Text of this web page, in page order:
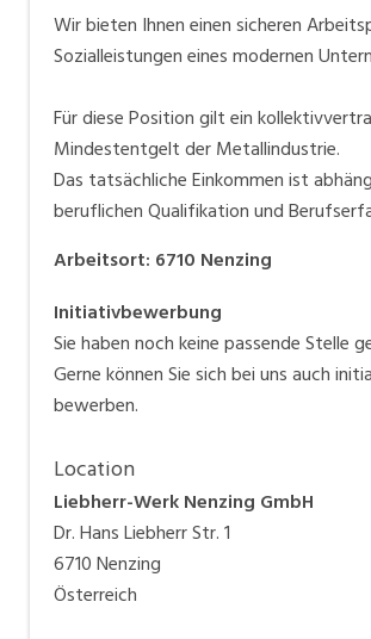
Wir bieten Ihnen einen sicheren
Sozialleistungen eines modernen
Für diese Position gilt ein
Mindestentgelt der Metallindustrie.
Das tatsächliche Einkommen ist
beruflichen Qualifikation und
Arbeitsort: 6710 Nenzing
Initiativbewerbung
Sie haben noch keine passende Stelle
Gerne können Sie sich bei uns auch
bewerben.
Location
Liebherr-Werk Nenzing GmbH
Dr. Hans Liebherr Str. 1
6710 Nenzing
Österreich